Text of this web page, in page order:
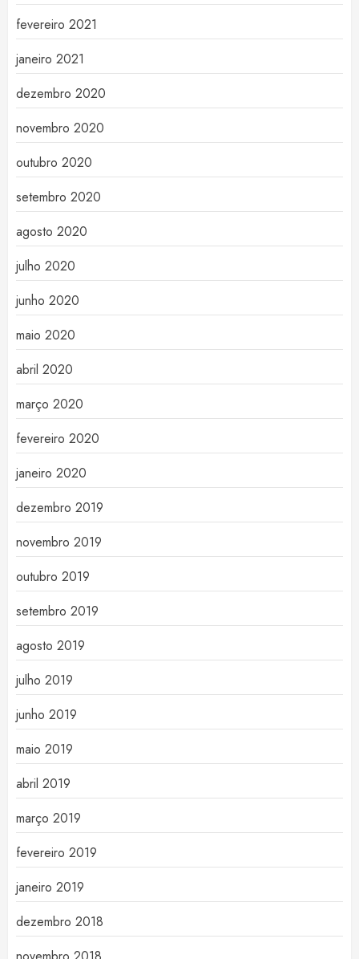
fevereiro 2021
janeiro 2021
dezembro 2020
novembro 2020
outubro 2020
setembro 2020
agosto 2020
julho 2020
junho 2020
maio 2020
abril 2020
março 2020
fevereiro 2020
janeiro 2020
dezembro 2019
novembro 2019
outubro 2019
setembro 2019
agosto 2019
julho 2019
junho 2019
maio 2019
abril 2019
março 2019
fevereiro 2019
janeiro 2019
dezembro 2018